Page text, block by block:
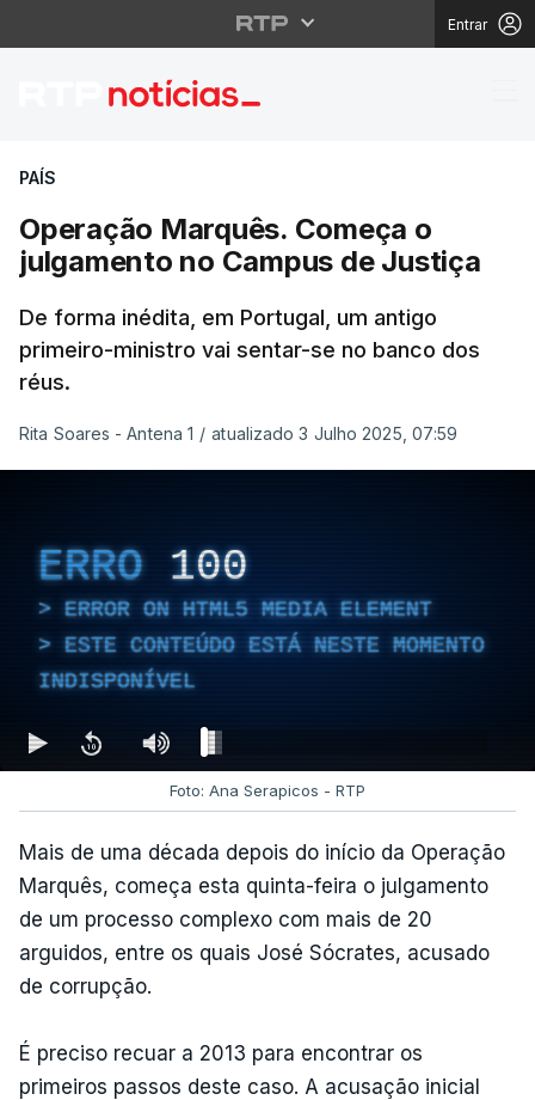
Entrar
Operação Marquês.
PAÍS
Operação Marquês. Começa o
julgamento no Campus de Justiça
De forma inédita, em Portugal, um antigo
primeiro-ministro vai sentar-se no banco dos
réus.
Rita Soares - Antena 1 / atualizado 3 Julho 2025, 07:59
ERRO 100
ERROR ON HTML5 MEDIA ELEMENT
ESTE CONTEÚDO ESTÁ NESTE MOMENTO
INDISPONÍVEL
Foto: Ana Serapicos - RTP
Mais de uma década depois do início da Operação
Marquês, começa esta quinta-feira o julgamento
de um processo complexo com mais de 20
arguidos, entre os quais José Sócrates, acusado
de corrupção.
É preciso recuar a 2013 para encontrar os
primeiros passos deste caso. A acusação inicial